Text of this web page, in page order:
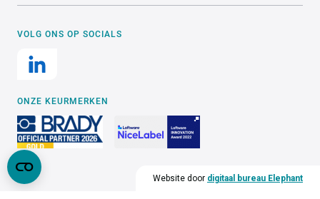
VOLG ONS OP SOCIALS
ONZE KEURMERKEN
Website door digitaal bureau Elephant